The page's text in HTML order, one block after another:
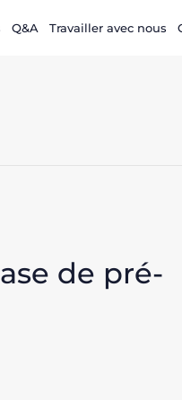
Q&A Travailler avec nous
de pré-